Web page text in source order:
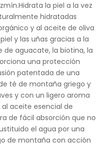
la piel a la vez
hidratadas
y al aceite de oliva
y las uñas gracias a la
aguacate, la biotina, la
una protección
patentada de una
té de montaña griego y
y con un ligero aroma
aceite esencial de
de fácil absorción que no
el agua por una
de montaña con acción